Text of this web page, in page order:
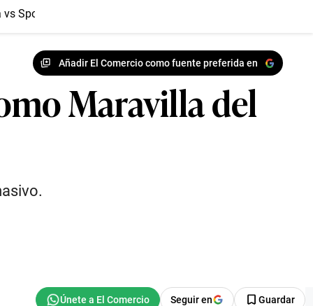
Sport Boys
Añadir El Comercio como fuente preferida en
Maravilla del
Seguir en Guardar